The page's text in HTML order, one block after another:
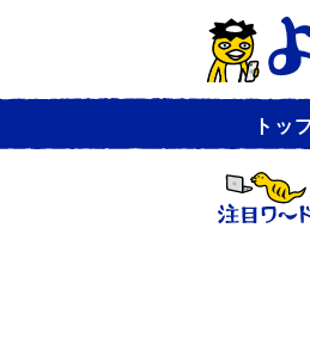
ュ
一
覧
トッ